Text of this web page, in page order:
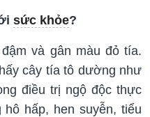
sức khỏe?
và gân màu đỏ tía.
cây tía tô dường như
điều trị ngộ độc thực
hấp, hen suyễn, tiểu